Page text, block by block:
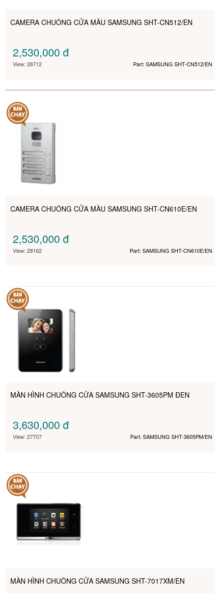
CAMERA CHUÔNG CỬA MÀU SAMSUNG SHT-CN512/EN
2,530,000đ
View: 28712 Part: SAMSUNG SHT-CN512/EN
CAMERA CHUÔNG CỬA MÀU SAMSUNG SHT-CN610E/EN
2,530,000đ
View: 28162 Part: SAMSUNG SHT-CN610E/EN
MÀN HÌNH CHUÔNG CỬA SAMSUNG SHT-3605PM ĐEN
3,630,000đ
View: 27707 Part: SAMSUNG SHT-3605PM/EN
MÀN HÌNH CHUÔNG CỬA SAMSUNG SHT-7017XM/EN